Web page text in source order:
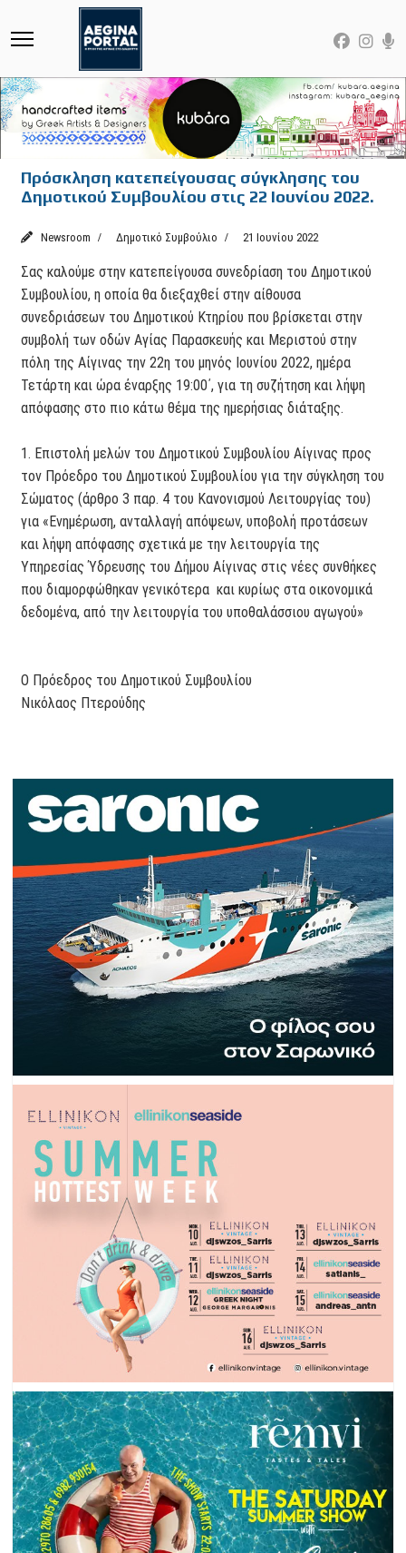
Πρόσκληση κατεπείγουσας σύγκλησης του
Δημοτικού Συμβουλίου στις 22 Ιουνίου 2022.
Newsroom Δημοτικό Συμβούλιο 21 Ιουνίου 2022
Σας καλούμε στην κατεπείγουσα συνεδρίαση του Δημοτικού
Συμβουλίου, η οποία θα διεξαχθεί στην αίθουσα
συνεδριάσεων του Δημοτικού Κτηρίου που βρίσκεται στην
συμβολή των οδών Αγίας Παρασκευής και Μεριστού στην
πόλη της Αίγινας την 22η του μηνός Ιουνίου 2022, ημέρα
Τετάρτη και ώρα έναρξης 19:00΄, για τη συζήτηση και λήψη
απόφασης στο πιο κάτω θέμα της ημερήσιας διάταξης.
1. Επιστολή μελών του Δημοτικού Συμβουλίου Αίγινας προς
τον Πρόεδρο του Δημοτικού Συμβουλίου για την σύγκληση του
Σώματος (άρθρο 3 παρ. 4 του Κανονισμού Λειτουργίας του)
για «Ενημέρωση, ανταλλαγή απόψεων, υποβολή προτάσεων
και λήψη απόφασης σχετικά με την λειτουργία της
Υπηρεσίας Ύδρευσης του Δήμου Αίγινας στις νέες συνθήκες
που διαμορφώθηκαν γενικότερα και κυρίως στα οικονομικά
δεδομένα, από την λειτουργία του υποθαλάσσιου αγωγού»
Ο Πρόεδρος του Δημοτικού Συμβουλίου
Νικόλαος Πτερούδης